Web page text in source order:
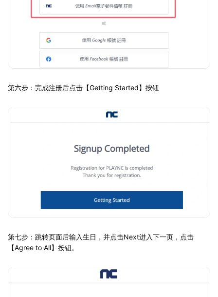
第六步：完成注册后点击【Getting Started】按钮
第七步：跳转页面后输入生日，并点击Next进入下一页，点击
【Agree to All】按钮。